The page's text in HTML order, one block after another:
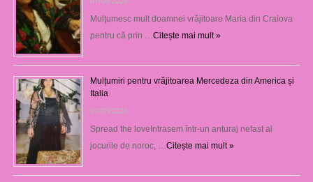
Mulţumesc mult doamnei vrăjitoare Maria din Craiova
pentru că prin …Citește mai mult »
Mulțumiri pentru vrăjitoarea Mercedeza din America și
Italia
07/08/2026
Spread the loveIntrasem într-un anturaj nefast al
jocurile de noroc, …Citește mai mult »